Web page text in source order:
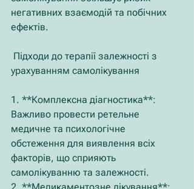
негативних взаємодій та побічних
ефектів.
урахуванням самолікування
1. **Комплексна діагностика**:
Важливо провести ретельне
медичне та психологічне
обстеження для виявлення всіх
факторів, що сприяють
самолікуванню та залежності.